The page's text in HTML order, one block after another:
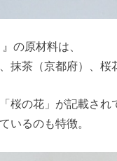
』の原材料は、
抹茶（京都府）、桜
桜の花」が記載さ
いるのも特徴。